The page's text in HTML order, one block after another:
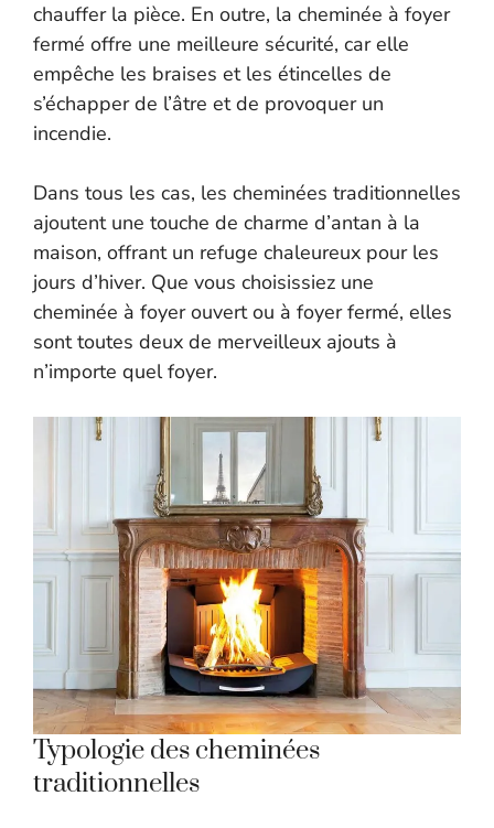
chauffer la pièce. En outre, la cheminée à foyer
fermé offre une meilleure sécurité, car elle
empêche les braises et les étincelles de
s’échapper de l’âtre et de provoquer un
incendie.
Dans tous les cas, les cheminées traditionnelles
ajoutent une touche de charme d’antan à la
maison, offrant un refuge chaleureux pour les
jours d’hiver. Que vous choisissiez une
cheminée à foyer ouvert ou à foyer fermé, elles
sont toutes deux de merveilleux ajouts à
n’importe quel foyer.
Typologie des cheminées
traditionnelles